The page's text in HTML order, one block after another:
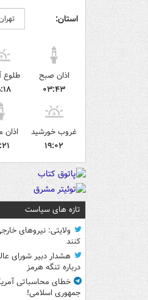
استان:
اذان صبح
۰۳:۴۳
طلوع
غروب خورشید
۱۹:۰۲
تازه های سیاست
ولایتی: نیروهای
کنند
هشدار دبیر شورای
درباره تنگه هرمز
خطای محاسباتی
جمهوری اسلامی!